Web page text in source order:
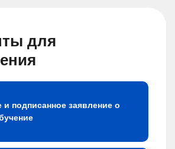
для
и подписанное заявление о